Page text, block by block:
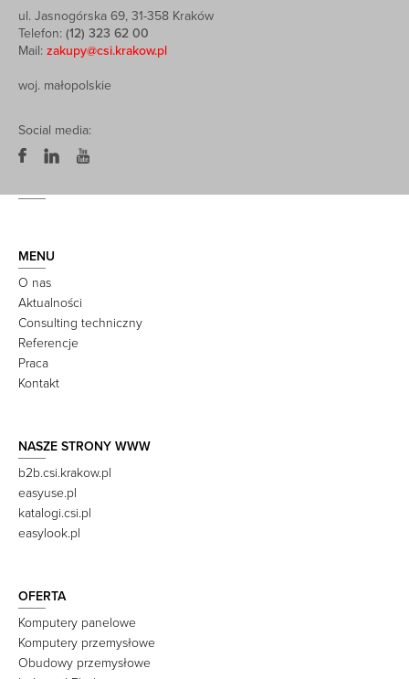
ul. Jasnogórska 69, 31-358 Kraków
Telefon: (12) 323 62 00
Mail: zakupy@csi.krakow.pl
woj. małopolskie
Social media:
MENU
O nas
Aktualności
Consulting techniczny
Referencje
Praca
Kontakt
NASZE STRONY WWW
b2b.csi.krakow.pl
easyuse.pl
katalogi.csi.pl
easylook.pl
OFERTA
Komputery panelowe
Komputery przemysłowe
Obudowy przemysłowe